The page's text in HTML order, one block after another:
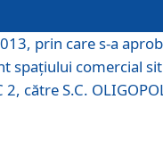
prin care s-a
spaţiului comercial
către S.C.